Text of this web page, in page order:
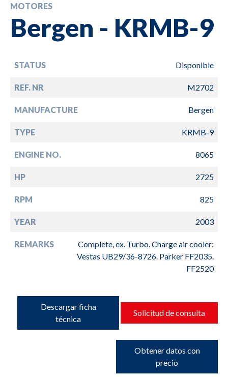
MOTORES
Bergen - KRMB-9
STATUS Disponible
REF. NR M2702
MANUFACTURE Bergen
TYPE KRMB-9
ENGINE NO. 8065
HP 2725
RPM 825
YEAR 2003
REMARKS
Complete, ex. Turbo. Charge air cooler:
Vestas UB29/36-8726. Parker FF2035.
FF2520
Descargar ficha
técnica
Solicitud de consulta
Obtener datos con
precio